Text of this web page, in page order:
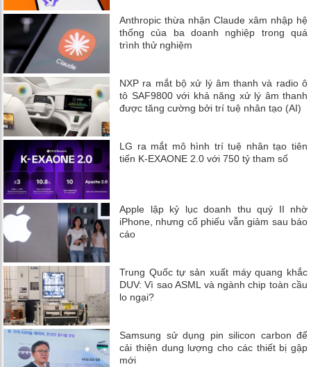
Anthropic thừa nhận Claude xâm nhập hệ
thống của ba doanh nghiệp trong quá
trình thử nghiệm
NXP ra mắt bộ xử lý âm thanh và radio ô
tô SAF9800 với khả năng xử lý âm thanh
được tăng cường bởi trí tuệ nhân tạo (AI)
LG ra mắt mô hình trí tuệ nhân tạo tiên
tiến K-EXAONE 2.0 với 750 tỷ tham số
Apple lập kỷ lục doanh thu quý II nhờ
iPhone, nhưng cổ phiếu vẫn giảm sau báo
cáo
Trung Quốc tự sản xuất máy quang khắc
DUV: Vì sao ASML và ngành chip toàn cầu
lo ngại?
Samsung sử dụng pin silicon carbon để
cải thiện dung lượng cho các thiết bị gập
mới